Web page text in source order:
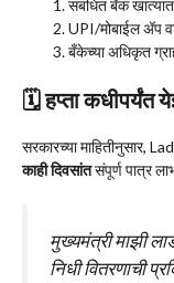
संबंधित बँक खात्यात
UPI/मोबाईल अ‍ॅप
बँकेच्या अधिकृत
🗓 हप्ता कधीपर्यंत
सरकारच्या माहितीनुसार,
काही दिवसांतसंपूर्ण पात्र
मुख्यमंत्री माझी
निधी वितरणाची